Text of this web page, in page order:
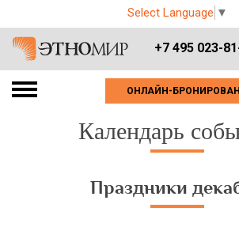
Select Language ▼
+7 495 023-
ОНЛАЙН-
Календарь
Праздники